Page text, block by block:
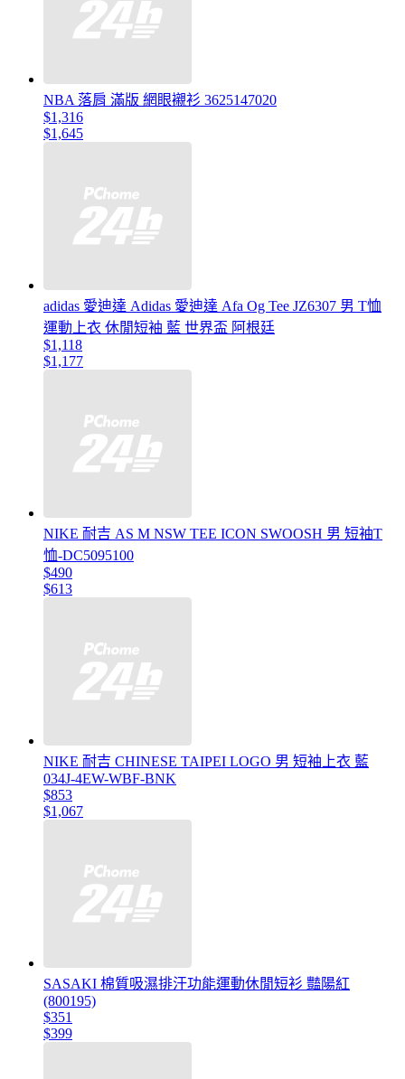
NBA 落肩 滿版 網眼襯衫 3625147020
$1,316
$1,645
adidas 愛迪達 Adidas 愛迪達 Afa Og Tee JZ6307 男 T恤
運動上衣 休閒短袖 藍 世界盃 阿根廷
$1,118
$1,177
NIKE 耐吉 AS M NSW TEE ICON SWOOSH 男 短袖T
恤-DC5095100
$490
$613
NIKE 耐吉 CHINESE TAIPEI LOGO 男 短袖上衣 藍
034J-4EW-WBF-BNK
$853
$1,067
SASAKI 棉質吸濕排汗功能運動休閒短衫 豔陽紅
(800195)
$351
$399